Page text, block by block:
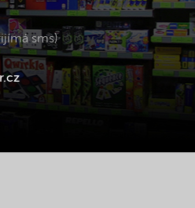
sms)